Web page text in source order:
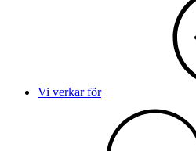
Vi verkar för